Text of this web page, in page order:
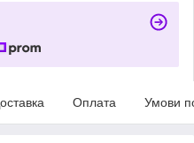
Оплата Умови